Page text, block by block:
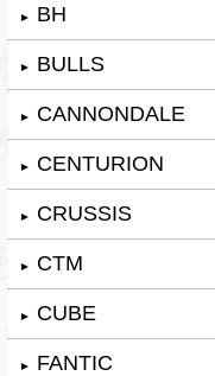
► BH
► BULLS
► CANNONDALE
► CENTURION
► CRUSSIS
► CTM
► CUBE
► FANTIC